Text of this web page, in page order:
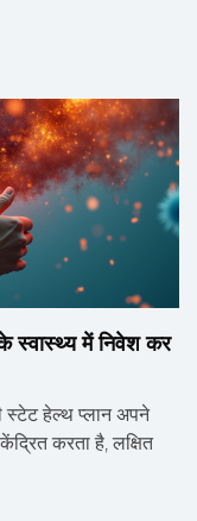
स्वास्थ्य में निवेश कर
स्टेट हेल्थ प्लान अपने
करता है, लक्षित